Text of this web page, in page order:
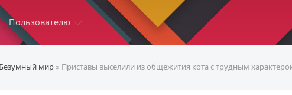
Пользователю
Безумный мир » Приставы выселили из общежития кота с трудным